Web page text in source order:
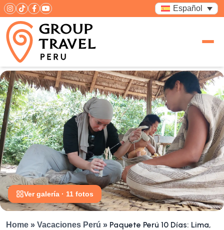
Español
Ver galería · 11 fotos
Home » Vacaciones Perú » Paquete Perú 10 Días: Lima,